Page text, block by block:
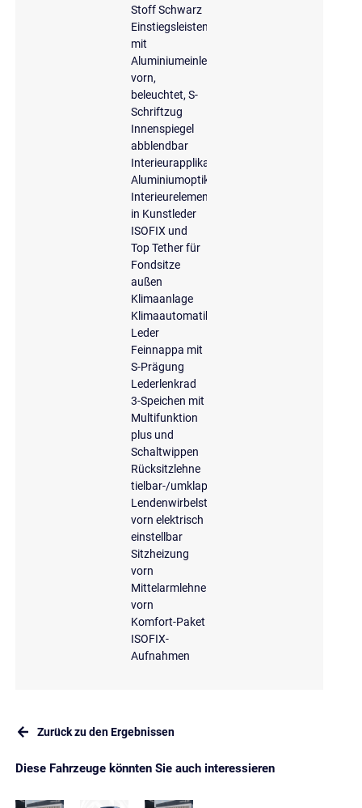
Stoff Schwarz
Einstiegsleisten
mit
Aluminiumeinlegern
vorn,
beleuchtet, S-
Schriftzug
Innenspiegel
abblendbar
Interieurapplikationen
Aluminiumoptik
Interieurelemente
in Kunstleder
ISOFIX und
Top Tether für
Fondsitze
außen
Klimaanlage
Klimaautomatik
Leder
Feinnappa mit
S-Prägung
Lederlenkrad
3-Speichen mit
Multifunktion
plus und
Schaltwippen
Rücksitzlehne
tielbar-/umklappbar
Lendenwirbelstütze
vorn elektrisch
einstellbar
Sitzheizung
vorn
Mittelarmlehne
vorn
Komfort-Paket
ISOFIX-
Aufnahmen
Zurück zu den Ergebnissen
Diese Fahrzeuge könnten Sie auch interessieren